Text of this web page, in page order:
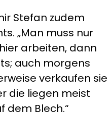
Stefan zudem
„Man muss nur
arbeiten, dann
auch morgens
verkaufen sie
die liegen meist
dem Blech.“